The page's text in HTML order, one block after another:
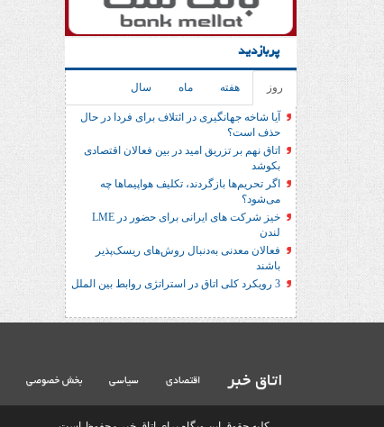
پربازدید
روز هفته ماه سال
آیا شاخه جهانگیری در ائتلاف برای فردا در حال
حذف است؟
اتاق نهم بر تزریق امید در بین فعالان اقتصادی
بکوشد
اگر تحریم‌ها بازگردند، تکلیف هواپیماها چه
می‌شود؟
خیز شرکت های ایرانی برای حضور در LME
لندن
فعالان معدنی به‌دنبال روش‌های ریسک‌پذیر
باشند
3 رویکرد کلی اتاق در استراتژی روابط بین الملل
اتاق خبر اقتصادی سیاسی بخش خصوصی